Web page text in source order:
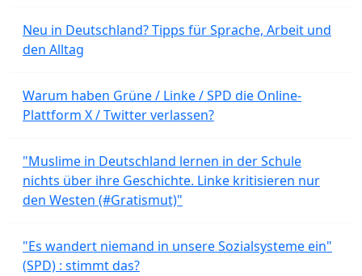
Neu in Deutschland? Tipps für Sprache, Arbeit und
den Alltag
Warum haben Grüne / Linke / SPD die Online-
Plattform X / Twitter verlassen?
"Muslime in Deutschland lernen in der Schule
nichts über ihre Geschichte. Linke kritisieren nur
den Westen (#Gratismut)"
"Es wandert niemand in unsere Sozialsysteme ein"
(SPD) : stimmt das?